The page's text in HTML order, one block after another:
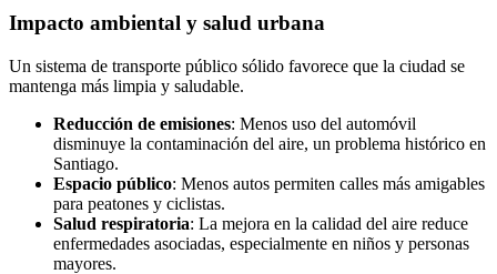
Impacto ambiental y salud urbana
Un sistema de transporte público sólido favorece que la ciudad se
mantenga más limpia y saludable.
Reducción de emisiones: Menos uso del automóvil
disminuye la contaminación del aire, un problema histórico en
Santiago.
Espacio público: Menos autos permiten calles más amigables
para peatones y ciclistas.
Salud respiratoria: La mejora en la calidad del aire reduce
enfermedades asociadas, especialmente en niños y personas
mayores.